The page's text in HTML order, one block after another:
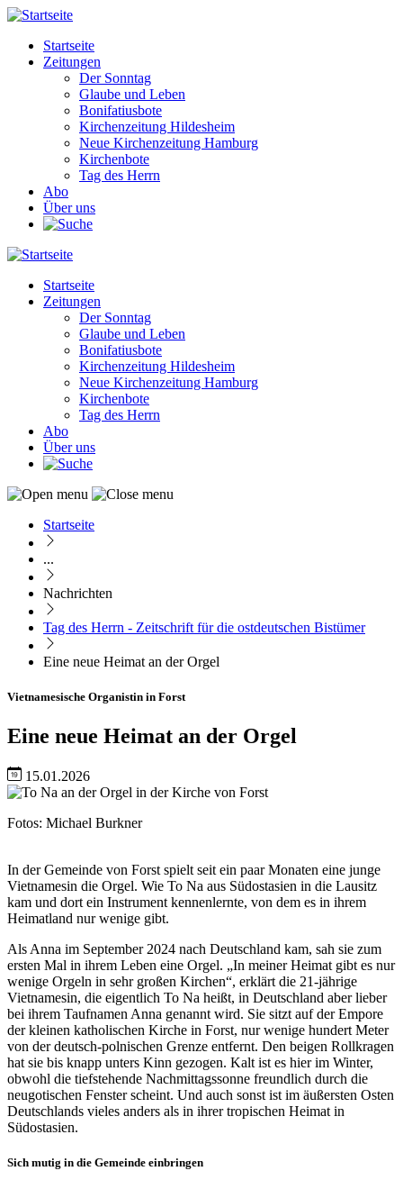
Direkt
Inhalt
Main
navigation
Startseite
Zeitungen
Der Sonntag
Glaube und Leben
Bonifatiusbote
Kirchenzeitung Hildesheim
Neue Kirchenzeitung Hamburg
Kirchenbote
Tag des Herrn
Abo
Über uns
Main
navigation
Startseite
Zeitungen
Der Sonntag
Glaube und Leben
Bonifatiusbote
Kirchenzeitung Hildesheim
Neue Kirchenzeitung Hamburg
Kirchenbote
Tag des Herrn
Abo
Über uns
Pfadnavigation
Startseite
...
Nachrichten
Tag des Herrn - Zeitschrift für die ostdeutschen Bistümer
Eine neue Heimat an der Orgel
Vietnamesische Organistin in Forst
Eine neue Heimat an der Orgel
15.01.2026
Image
Nachweis
Fotos: Michael Burkner
In der Gemeinde von Forst spielt seit ein paar Monaten eine junge
Vietnamesin die Orgel. Wie To Na aus Südostasien in die Lausitz
kam und dort ein Instrument kennenlernte, von dem es in ihrem
Heimatland nur wenige gibt.
Als Anna im September 2024 nach Deutschland kam, sah sie zum
ersten Mal in ihrem Leben eine Orgel. „In meiner Heimat gibt es nur
wenige Orgeln in sehr großen Kirchen“, erklärt die 21-jährige
Vietnamesin, die eigentlich To Na heißt, in Deutschland aber lieber
bei ihrem Taufnamen Anna genannt wird. Sie sitzt auf der Empore
der kleinen katholischen Kirche in Forst, nur wenige hundert Meter
von der deutsch-polnischen Grenze entfernt. Den beigen Rollkragen
hat sie bis knapp unters Kinn gezogen. Kalt ist es hier im Winter,
obwohl die tiefstehende Nachmittagssonne freundlich durch die
neugotischen Fenster scheint. Und auch sonst ist im äußersten Osten
Deutschlands vieles anders als in ihrer tropischen Heimat in
Südostasien.
Sich mutig in die Gemeinde einbringen